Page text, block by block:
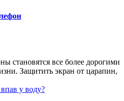
становятся все более дорогими
Защитить экран от царапин,